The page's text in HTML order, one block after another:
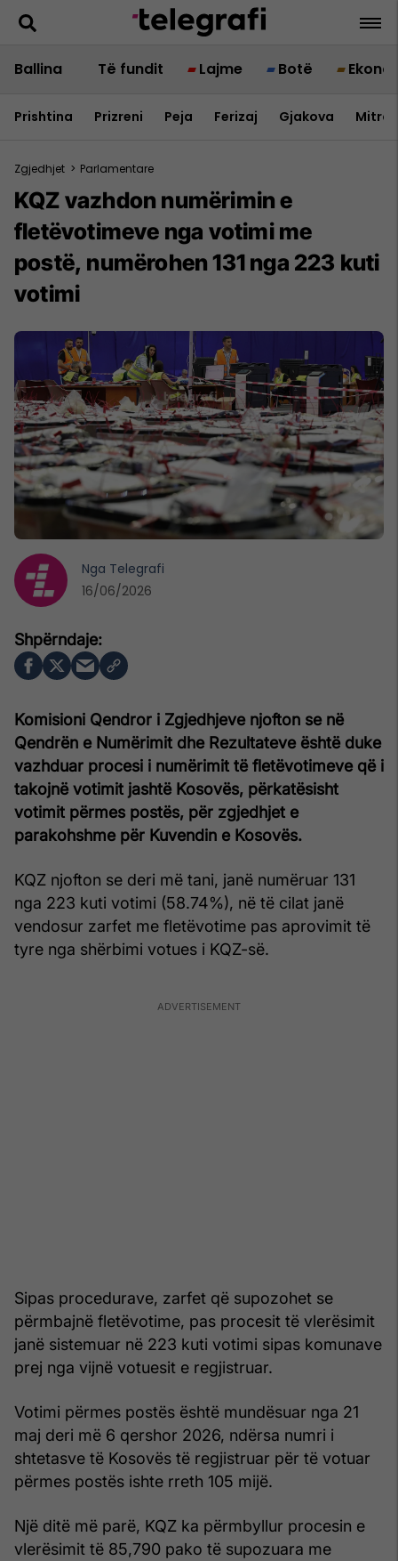
Ballina Të fundit Lajme Botë
Prishtina Prizreni Peja Ferizaj Gjakova
Zgjedhjet > Parlamentare
KQZ vazhdon numërimin e
fletëvotimeve nga votimi me
postë, numërohen 131 nga 223 kuti
votimi
Komisioni Qendror i Zgjedhjeve njofton se në
Qendrën e Numërimit dhe Rezultateve është duke
vazhduar procesi i numërimit të fletëvotimeve që i
takojnë votimit jashtë Kosovës, përkatësisht
votimit përmes postës, për zgjedhjet e
parakohshme për Kuvendin e Kosovës.
KQZ njofton se deri më tani, janë numëruar 131
nga 223 kuti votimi (58.74%), në të cilat janë
vendosur zarfet me fletëvotime pas aprovimit të
tyre nga shërbimi votues i KQZ-së.
Sipas procedurave, zarfet që supozohet se
përmbajnë fletëvotime, pas procesit të vlerësimit
janë sistemuar në 223 kuti votimi sipas komunave
prej nga vijnë votuesit e regjistruar.
Votimi përmes postës është mundësuar nga 21
maj deri më 6 qershor 2026, ndërsa numri i
shtetasve të Kosovës të regjistruar për të votuar
përmes postës ishte rreth 105 mijë.
Një ditë më parë, KQZ ka përmbyllur procesin e
vlerësimit të 85,790 pako të supozuara me
Nga Telegrafi
16/06/2026